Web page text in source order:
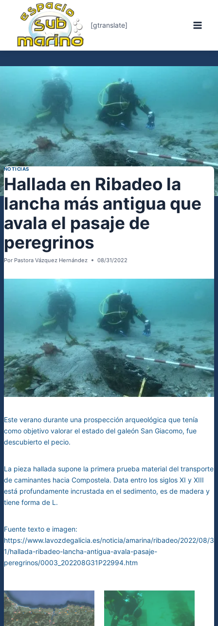
contenido
[gtranslate]
NOTICIAS
Hallada en Ribadeo la
lancha más antigua que
avala el pasaje de
peregrinos
Por Pastora Vázquez Hernández 08/31/2022
Este verano durante una prospección arqueológica que tenía
como objetivo valorar el estado del galeón San Giacomo, fue
descubierto el pecio.
La pieza hallada supone la primera prueba material del transporte
de caminantes hacia Compostela. Data entro los siglos XI y XIII
está profundamente incrustada en el sedimento, es de madera y
tiene forma de L.
Fuente texto e imagen:
https://www.lavozdegalicia.es/noticia/amarina/ribadeo/2022/08/3
1/hallada-ribadeo-lancha-antigua-avala-pasaje-
peregrinos/0003_202208G31P22994.htm